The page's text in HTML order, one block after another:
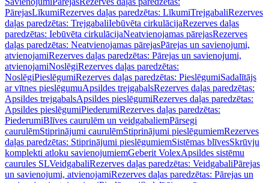
PārejasLīkumiRezerves daļas paredzētas: LīkumiTrejgabaliRezerves
daļas paredzētas: TrejgabaliIebūvēta cirkulācijaRezerves daļas
paredzētas: Iebūvēta cirkulācijaNeatvienojamas pārejasRezerves
daļas paredzētas: Neatvienojamas pārejasPārejas un savienojumi,
atvienojamiRezerves daļas paredzētas: Pārejas un savienojumi,
atvienojamiNoslēgiRezerves daļas paredzētas:
NoslēgiPieslēgumiRezerves daļas paredzētas: PieslēgumiSadalītājs
ar vītnes pieslēgumuApsildes trejgabalsRezerves daļas paredzētas:
Apsildes trejgabalsApsildes pieslēgumiRezerves daļas paredzētas:
Apsildes pieslēgumiPiederumiRezerves daļas paredzētas:
PiederumiBlīves caurulēm un veidgabaliemPārsegi
caurulēmStiprinājumi caurulēmStiprinājumi pieslēgumiemRezerves
daļas paredzētas: Stiprinājumi pieslēgumiemSistēmas blīvesSkrūvju
komplekti atloku savienojumiemGeberit VolexApsildes sistēmu
caurules SLVeidgabaliRezerves daļas paredzētas: VeidgabaliPārejas
un savienojumi, atvienojamiRezerves daļas paredzētas: Pārejas un